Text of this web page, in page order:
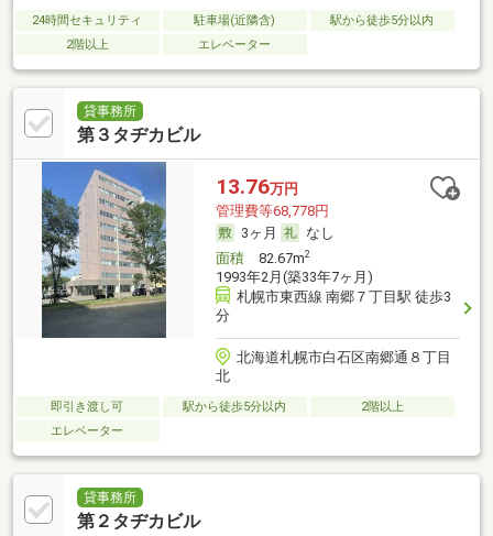
24時間セキュリティ 駐車場(近隣含)
駅から徒歩5分以内
2階以上
エレベーター
貸事務所
第３タヂカビル
13.76万円
管理費等68,778円
3ヶ月
なし
面積82.67m2
1993年2月(築33年7ヶ月)
札幌市東西線 南郷７丁目駅 徒歩3
分
北海道札幌市白石区南郷通８丁目
北
即引き渡し可 駅から徒歩5分以内
2階以上
エレベーター
貸事務所
第２タヂカビル